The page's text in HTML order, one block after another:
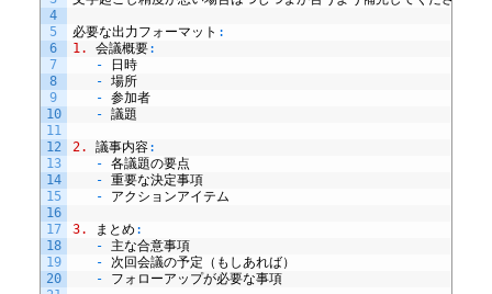
4
5
6
7
8
9
10
11
12
13
14
15
16
17
18
19
20
必要な出力フォーマット :
1.
会議概要:
-
日時
- 場所
- 参加者
- 議題
2. 議事内容:
- 各議題の要点
- 重要な決定事項
-
アクションアイテム
3. まとめ :
-
主な合意事項
-
次回会議の予定（もしあれば）
-
フォローアップが必要な事項